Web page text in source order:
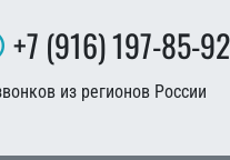
+7 (916) 197-85-92
из регионов России